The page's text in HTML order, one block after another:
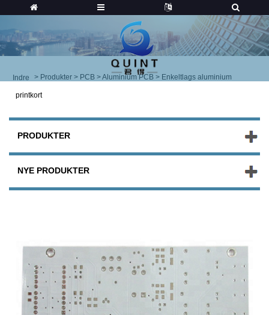
Indre > Produkter > PCB >Aluminium PCB > Enkeltlags aluminium
printkort
PRODUKTER
NYE PRODUKTER